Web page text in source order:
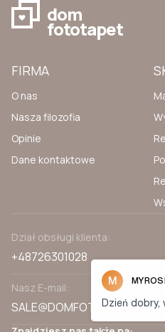
dom
fototapet
FIRMA
O nas
Nasza filozofia
Opinie
Dane kontaktowe
Dział obsługi klienta:
+48726301028
Nasz E-mail:
SALE@DOMFOTOTAPET.PL